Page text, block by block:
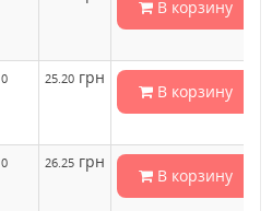
В корзину
0 25.20 грн
В корзину
0 26.25 грн
В корзину